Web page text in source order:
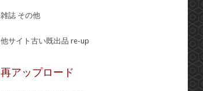
雑誌 その他
他サイト古い既出品 re-up
再アップロード